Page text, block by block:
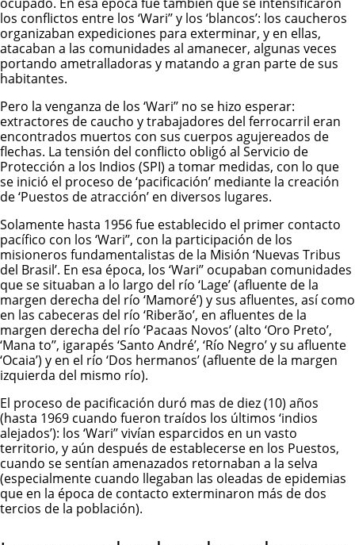
los conflictos entre los ‘Wari’’ y los ‘blancos’: los caucheros
organizaban expediciones para exterminar, y en ellas,
atacaban a las comunidades al amanecer, algunas veces
portando ametralladoras y matando a gran parte de sus
habitantes.
Pero la venganza de los ‘Wari’’ no se hizo esperar:
extractores de caucho y trabajadores del ferrocarril eran
encontrados muertos con sus cuerpos agujereados de
flechas. La tensión del conflicto obligó al Servicio de
Protección a los Indios (SPI) a tomar medidas, con lo que
se inició el proceso de ‘pacificación’ mediante la creación
de ‘Puestos de atracción’ en diversos lugares.
Solamente hasta 1956 fue establecido el primer contacto
pacífico con los ‘Wari’’, con la participación de los
misioneros fundamentalistas de la Misión ‘Nuevas Tribus
del Brasil’. En esa época, los ‘Wari’’ ocupaban comunidades
que se situaban a lo largo del río ‘Lage’ (afluente de la
margen derecha del río ‘Mamoré’) y sus afluentes, así como
en las cabeceras del río ‘Riberão’, en afluentes de la
margen derecha del río ‘Pacaas Novos’ (alto ‘Oro Preto’,
‘Mana to’’, igarapés ‘Santo André’, ‘Río Negro’ y su afluente
‘Ocaia’) y en el río ‘Dos hermanos’ (afluente de la margen
izquierda del mismo río).
El proceso de pacificación duró mas de diez (10) años
(hasta 1969 cuando fueron traídos los últimos ‘indios
alejados’): los ‘Wari’’ vivían esparcidos en un vasto
territorio, y aún después de establecerse en los Puestos,
cuando se sentían amenazados retornaban a la selva
(especialmente cuando llegaban las oleadas de epidemias
que en la época de contacto exterminaron más de dos
tercios de la población).